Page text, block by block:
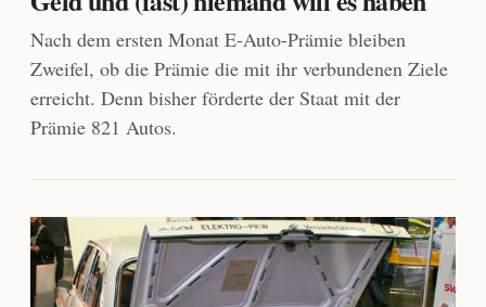
Nach dem ersten Monat E-Auto-Prämie bleiben
Zweifel, ob die Prämie die mit ihr verbundenen Ziele
erreicht. Denn bisher förderte der Staat mit der
Prämie 821 Autos.